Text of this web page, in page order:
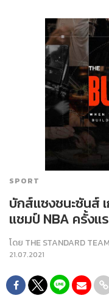
SPORT
บักส์แซงชนะซันส์
แชมป์ NBA ครั้งแ
โดย THE STANDARD TEAM
21.07.2021